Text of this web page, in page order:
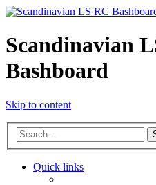
Scandinavian
Bashboard
Skip to content
Quick links